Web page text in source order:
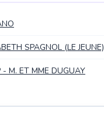
SPAGNOL (LE JEUNE)
- M. ET MME DUGUAY